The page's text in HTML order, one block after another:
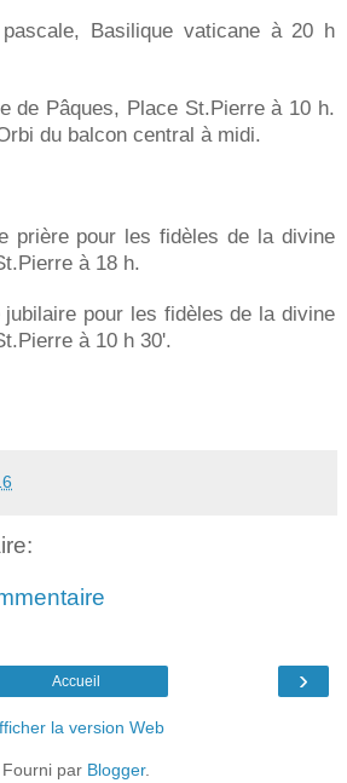
Basilique vaticane à 20 h
de Pâques, Place St.Pierre à 10 h.
du balcon central à midi.
prière pour les fidèles de la divine
à 18 h.
pour les fidèles de la divine
à 10 h 30'.
›
Accueil
la version Web
Fourni par Blogger.